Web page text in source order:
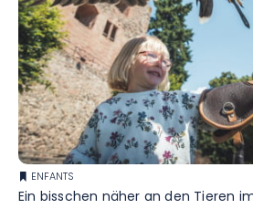
ENFANTS
Ein bisschen näher an den Tieren